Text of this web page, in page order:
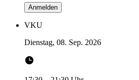
Anmelden
VKU
Dienstag, 08. Sep. 2026